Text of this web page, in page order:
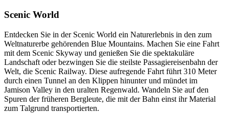
Scenic World
Entdecken Sie in der Scenic World ein Naturerlebnis in den zum
Weltnaturerbe gehörenden Blue Mountains. Machen Sie eine Fahrt
mit dem Scenic Skyway und genießen Sie die spektakuläre
Landschaft oder bezwingen Sie die steilste Passagiereisenbahn der
Welt, die Scenic Railway. Diese aufregende Fahrt führt 310 Meter
durch einen Tunnel an den Klippen hinunter und mündet im
Jamison Valley in den uralten Regenwald. Wandeln Sie auf den
Spuren der früheren Bergleute, die mit der Bahn einst ihr Material
zum Talgrund transportierten.